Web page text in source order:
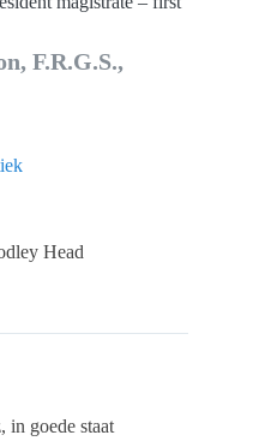
F.R.G.S.,
Head
in goede staat